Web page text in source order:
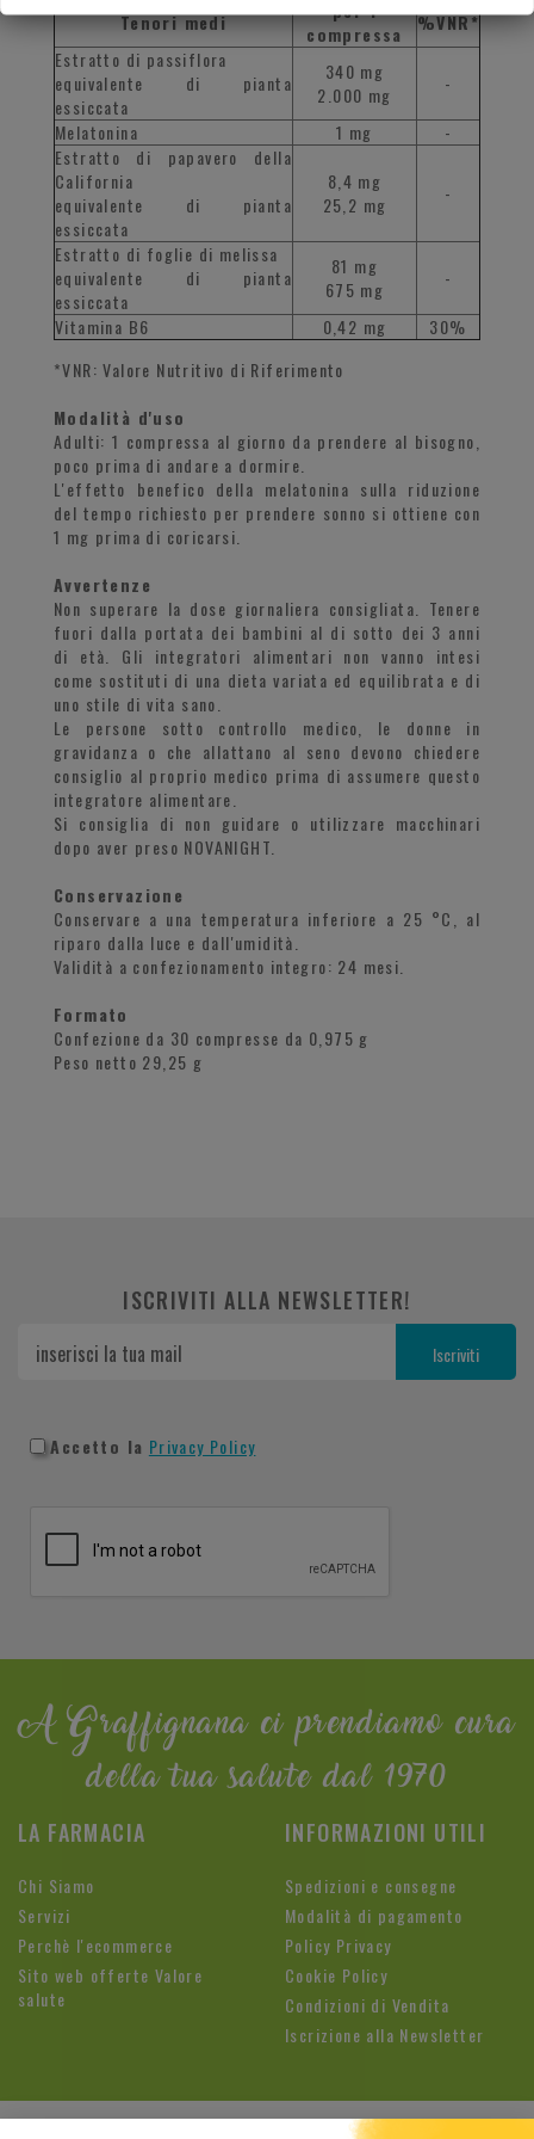
Tenori medi
per 1
compressa
%VNR*
Estratto di passiflora
equivalente di pianta
essiccata
340 mg
2.000 mg
-
Melatonina
1 mg
-
Estratto di papavero della
California
equivalente di pianta
essiccata
8,4 mg
25,2 mg
-
Estratto di foglie di melissa
equivalente di pianta
essiccata
81 mg
675 mg
-
Vitamina B6
0,42 mg
30%
*VNR: Valore Nutritivo di Riferimento
Modalità d'uso
Adulti: 1 compressa al giorno da prendere al bisogno,
poco prima di andare a dormire.
L'effetto benefico della melatonina sulla riduzione
del tempo richiesto per prendere sonno si ottiene con
1 mg prima di coricarsi.
Avvertenze
Non superare la dose giornaliera consigliata. Tenere
fuori dalla portata dei bambini al di sotto dei 3 anni
di età. Gli integratori alimentari non vanno intesi
come sostituti di una dieta variata ed equilibrata e di
uno stile di vita sano.
Le persone sotto controllo medico, le donne in
gravidanza o che allattano al seno devono chiedere
consiglio al proprio medico prima di assumere questo
integratore alimentare.
Si consiglia di non guidare o utilizzare macchinari
dopo aver preso NOVANIGHT.
Conservazione
Conservare a una temperatura inferiore a 25 °C, al
riparo dalla luce e dall'umidità.
Validità a confezionamento integro: 24 mesi.
Formato
Confezione da 30 compresse da 0,975 g
Peso netto 29,25 g
ISCRIVITI ALLA NEWSLETTER!
Accetto la Privacy Policy
A Graffignana ci prendiamo cura
della tua salute dal 1970
LA FARMACIA
Chi Siamo
Servizi
Perchè l'ecommerce
Sito web offerte Valore
salute
INFORMAZIONI UTILI
Spedizioni e consegne
Modalità di pagamento
Policy Privacy
Cookie Policy
Condizioni di Vendita
Iscrizione alla Newsletter